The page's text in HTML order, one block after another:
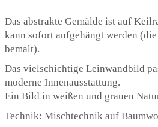
Das abstrakte Gemälde ist auf
kann sofort aufgehängt werden
bemalt).
Das vielschichtige Leinwandbild
moderne Innenausstattung.
Ein Bild in weißen und grauen
Technik: Mischtechnik auf